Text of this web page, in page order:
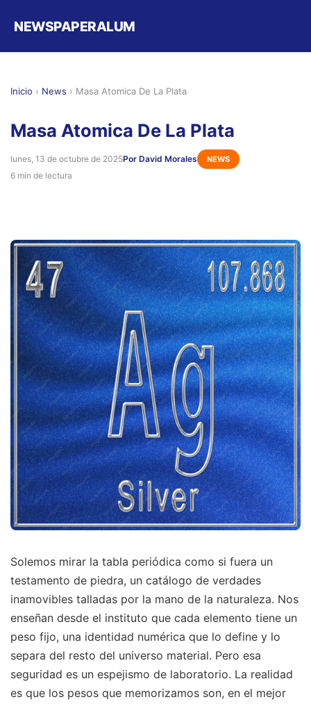
NEWSPAPERALUM
Inicio › News › Masa Atomica De La Plata
Masa Atomica De La Plata
lunes, 13 de octubre de 2025Por David Morales NEWS
6 min de lectura
Solemos mirar la tabla periódica como si fuera un
testamento de piedra, un catálogo de verdades
inamovibles talladas por la mano de la naturaleza. Nos
enseñan desde el instituto que cada elemento tiene un
peso fijo, una identidad numérica que lo define y lo
separa del resto del universo material. Pero esa
seguridad es un espejismo de laboratorio. La realidad
es que los pesos que memorizamos son, en el mejor